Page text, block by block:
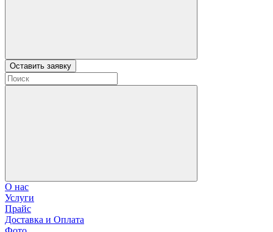
Оставить заявку
О нас
Услуги
Прайс
Доставка и Оплата